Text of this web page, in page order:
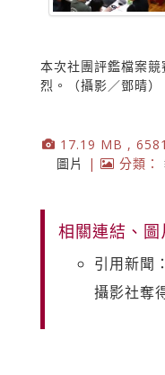
本次社團評鑑檔案
烈。（攝影／鄧晴）
17.19 MB ,
圖片
| 分類：
相關連結、圖
引用新聞
攝影社奪